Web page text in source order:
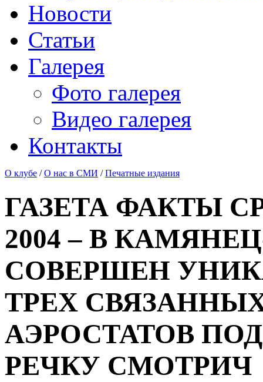
Новости
Статьи
Галерея
Фото галерея
Видео галерея
Контакты
О клубе /О нас в СМИ /Печатные издания
ГАЗЕТА ФАКТЫ
2004 – В
СОВЕРШЕН
ТРЕХ
АЭРОСТАТОВ
РЕЧКУ СМОТРИЧ